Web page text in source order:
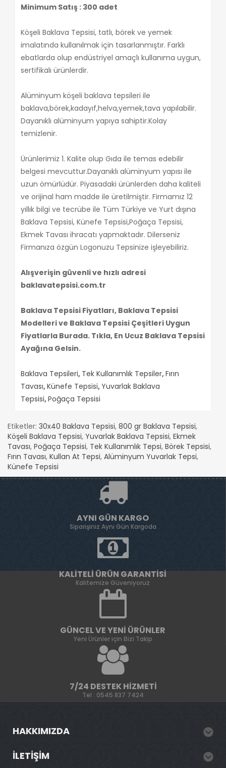
Minimum Satış : 300 adet
Köşeli Baklava Tepsisi, tatlı, börek ve yemek
imalatında kullanılmak için tasarlanmıştır. Farklı
ebatlarda olup endüstriyel amaçlı kullanıma uygun,
sertifikalı ürünlerdir.
Alüminyum köşeli baklava tepsileri ile
baklava,börek,kadayıf,helva,yemek,tava yapılabilir.
Dayanıklı alüminyum yapıya sahiptir.Kolay
temizlenir.
Ürünlerimiz 1. Kalite olup Gıda ile temas edebilir
belgesi mevcuttur.Dayanıklı alüminyum yapısı ile
uzun ömürlüdür. Piyasadaki ürünlerden daha kaliteli
ve orijinal ham madde ile üretilmiştir. Firmamız 12
yıllık bilgi ve tecrübe ile Tüm Türkiye ve Yurt dışına
Baklava Tepsisi, Künefe Tepsisi,Poğaça Tepsisi,
Ekmek Tavası ihracatı yapmaktadır. Dilerseniz
Firmanıza özgün Logonuzu Tepsinize işleyebiliriz.
Alışverişin güvenli ve hızlı adresi
baklavatepsisi.com.tr
Baklava Tepsisi Fiyatları, Baklava Tepsisi
Modelleri ve Baklava Tepsisi Çeşitleri Uygun
Fiyatlarla Burada. Tıkla, En Ucuz Baklava Tepsisi
Ayağına Gelsin.
Baklava Tepsileri, Tek Kullanımlık Tepsiler,Fırın
Tavası,Künefe Tepsisi,Yuvarlak Baklava
Tepsisi,Poğaça Tepsisi
Etiketler: 30x40 Baklava Tepsisi, 800 gr Baklava Tepsisi,
Köşeli Baklava Tepsisi, Yuvarlak Baklava Tepsisi, Ekmek
Tavası, Poğaça Tepsisi, Tek Kullanımlık Tepsi, Börek Tepsisi,
Fırın Tavası, Kullan At Tepsi, Alüminyum Yuvarlak Tepsi,
Künefe Tepsisi
AYNI GÜN KARGO
Siparişiniz Aynı Gün Kargoda
KALITELI ÜRÜN GARANTISI
Kalitemize Güveniyoruz
GÜNCEL VE YENI ÜRÜNLER
Yeni Ürünler için Bizi Takip
7/24 DESTEK HIZMETI
Tel : 0545 837 7424
HAKKIMIZDA
İLETIŞIM